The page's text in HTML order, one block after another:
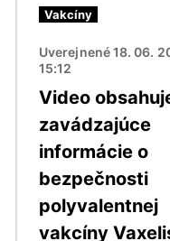
Vakcíny
Uverejnené 18. 06.
15:12
Video
zavádzajúce
informácie o
bezpečnosti
polyvalentnej
vakcíny